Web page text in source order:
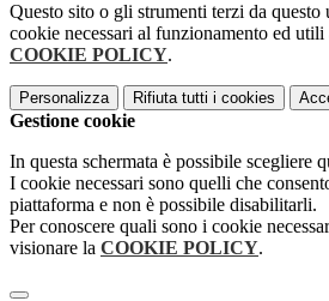
Questo sito o gli strumenti terzi da
cookie necessari al funzionamento ed
COOKIE POLICY.
Personalizza Rifiuta tutti i cookies
Gestione cookie
In questa schermata è possibile scegliere
I cookie necessari sono quelli che
piattaforma e non è possibile disabilitarli.
Per conoscere quali sono i cookie
visionare la COOKIE POLICY.